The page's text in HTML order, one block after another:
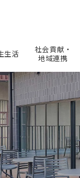
生活
社会貢献・
地域連携